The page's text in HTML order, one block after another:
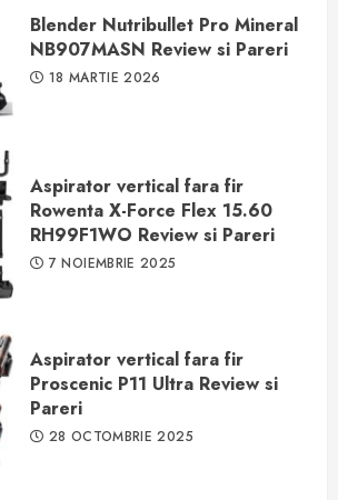
Blender Nutribullet Pro Mineral
NB907MASN Review si Pareri
18 MARTIE 2026
Aspirator vertical fara fir
Rowenta X-Force Flex 15.60
RH99F1WO Review si Pareri
7 NOIEMBRIE 2025
Aspirator vertical fara fir
Proscenic P11 Ultra Review si
Pareri
28 OCTOMBRIE 2025